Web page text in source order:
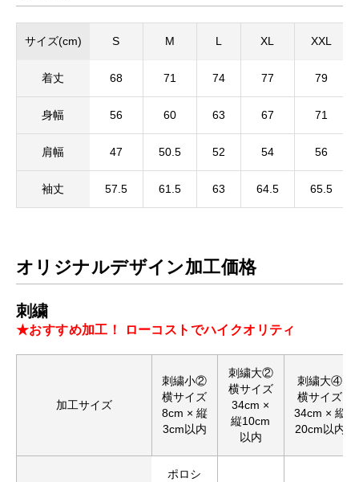
サイズ(cm) S M L XL XXL
着丈 68 71 74 77 79
身幅 56 60 63 67 71
肩幅 47 50.5 52 54 56
袖丈 57.5 61.5 63 64.5 65.5
オリジナルデザイン加工価格
刺繍
★おすすめ加工！ ローコストでハイクオリティ
加工サイズ
刺繍小②
横サイズ
8cm × 縦
3cm以内
刺繍大②
横サイズ
34cm ×
縦10cm
以内
刺繍大④
横サイズ
34cm × 縦
20cm以内
ポロシ